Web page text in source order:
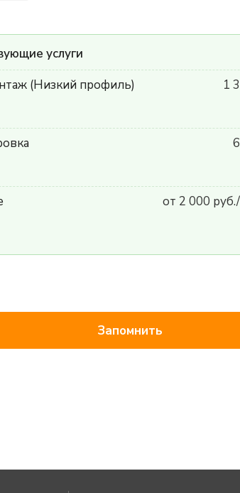
услуги
(Низкий профиль)
1
от 2 000
Запомнить